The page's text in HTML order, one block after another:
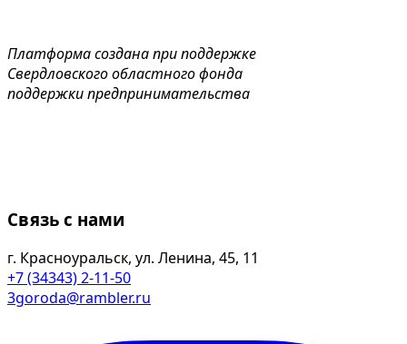
Платформа создана при поддержке
Свердловского областного фонда
поддержки предпринимательства
Связь с нами
г. Красноуральск, ул. Ленина, 45, 11
+7 (34343) 2-11-50
3goroda@rambler.ru